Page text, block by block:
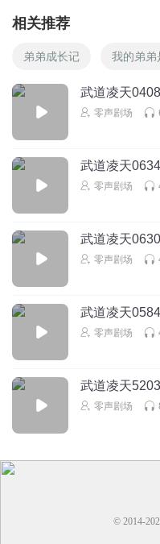
相关推荐
弟弟成长记 我的弟弟
武道凌天
零声剧场
武道凌天
零声剧场
武道凌天
零声剧场
武道凌天
零声剧场
武道凌天
零声剧场
© 2014-